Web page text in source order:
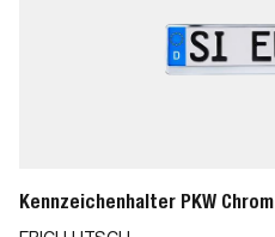
Kennzeichenhalter PKW Chrom